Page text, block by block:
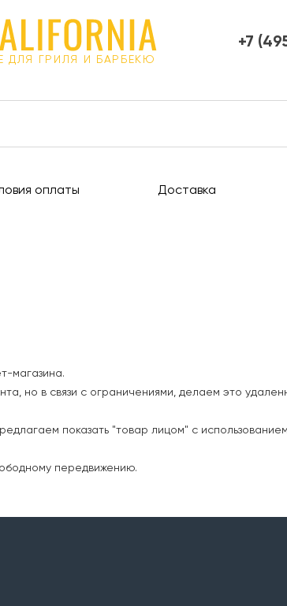
ДЛЯ ГРИЛЯ И БАРБЕКЮ
+7
оплаты Доставка
магазина.
но в связи с ограничениями, делаем это
показать "товар лицом" с
передвижению.